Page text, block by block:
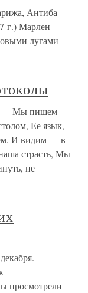
Антиба
г.) Марлен
лугами
— Мы пишем
Ее язык,
И видим — в
страсть, Мы
не
просмотрели